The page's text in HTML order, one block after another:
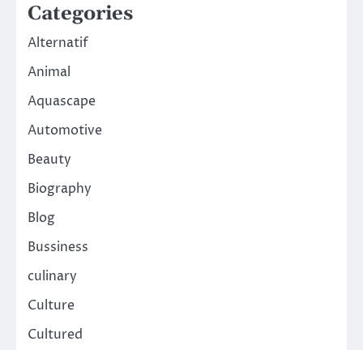
Categories
Alternatif
Animal
Aquascape
Automotive
Beauty
Biography
Blog
Bussiness
culinary
Culture
Cultured